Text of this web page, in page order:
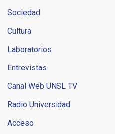
Sociedad
Cultura
Laboratorios
Entrevistas
Canal Web UNSL TV
Radio Universidad
Acceso